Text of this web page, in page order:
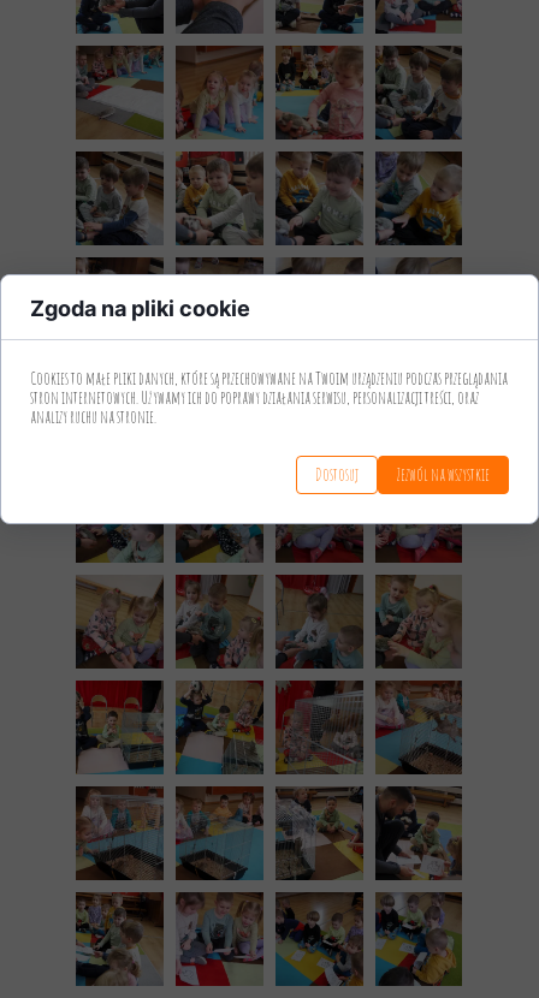
Zgoda na pliki cookie
Cookies to małe pliki danych, które są przechowywane na Twoim urządzeniu podczas przeglądania
stron internetowych. Używamy ich do poprawy działania serwisu, personalizacji treści, oraz
analizy ruchu na stronie.
Dostosuj Zezwól na wszystkie